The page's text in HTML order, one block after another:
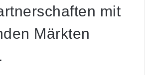
mit
Märkten